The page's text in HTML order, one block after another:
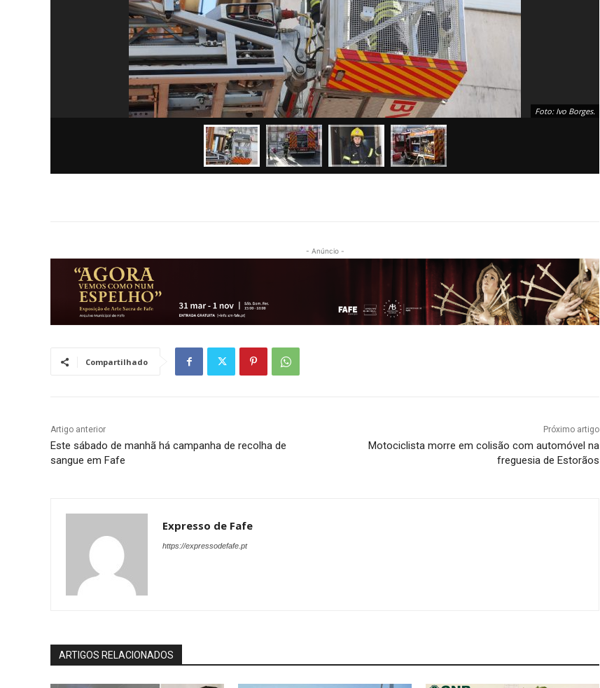
Foto: Ivo Borges.
- Anúncio -
Compartilhado
Artigo anterior
Este sábado de manhã há campanha de recolha de
sangue em Fafe
Próximo artigo
Motociclista morre em colisão com automóvel na
freguesia de Estorãos
Expresso de Fafe
https://expressodefafe.pt
ARTIGOS RELACIONADOS